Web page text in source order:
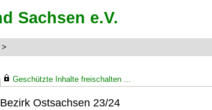
>
Geschützte Inhalte freischalten ...
Bezirk Ostsachsen 23/24